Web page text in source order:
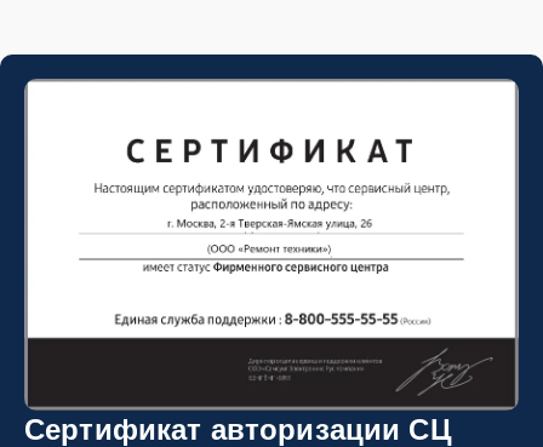
Сертификат авторизации СЦ